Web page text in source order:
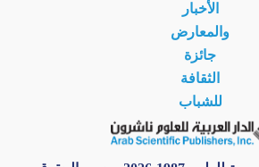
الأخبار
والمعارض
جائزة
الثقافة
للشباب